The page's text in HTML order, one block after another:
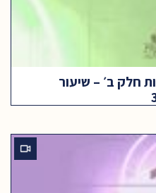
חלק ב׳ – שיעור